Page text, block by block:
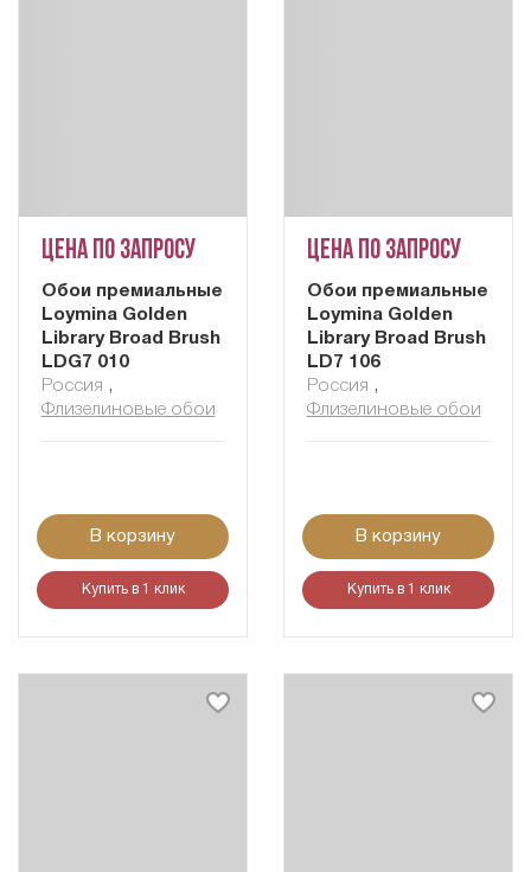
Цена по запросу
Обои премиальные
Loymina Golden
Library Broad Brush
LDG7 010
Россия ,
Флизелиновые обои
В корзину
Купить в 1 клик
Цена по запросу
Обои премиальные
Loymina Golden
Library Broad Brush
LD7 106
Россия ,
Флизелиновые обои
В корзину
Купить в 1 клик